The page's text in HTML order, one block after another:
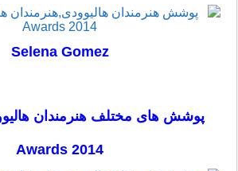
Selena Gomez
Awards 2014